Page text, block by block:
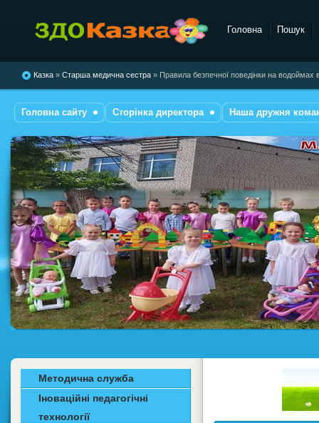
"Казка"
Головна Пошук
Казка » Старша медична сестра » Правила безпечної поведінки на водоймах
Головна сайту Сторінка директора Наша дружня
Методична служба
Іноваційні педагогічні
технології